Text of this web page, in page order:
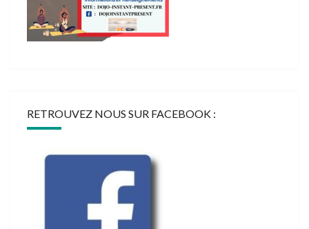
RETROUVEZ NOUS SUR FACEBOOK :